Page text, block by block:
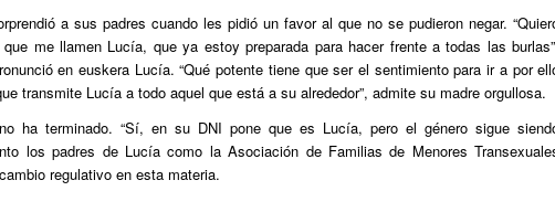
a sus padres cuando les pidió un favor al que no se pudieron negar.
me llamen Lucía, que ya estoy preparada para hacer frente a todas las
en euskera Lucía. “Qué potente tiene que ser el sentimiento para ir a por
transmite Lucía a todo aquel que está a su alrededor”, admite su madre orgullosa.
ha terminado. “Sí, en su DNI pone que es Lucía, pero el género sigue
los padres de Lucía como la Asociación de Familias de Menores
regulativo en esta materia.